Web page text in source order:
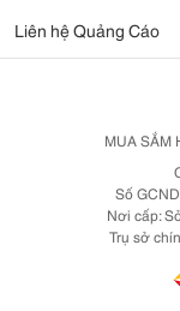
Liên hệ Quảng Cáo
MUA SẮM
Số
Nơi cấp:
Trụ sở